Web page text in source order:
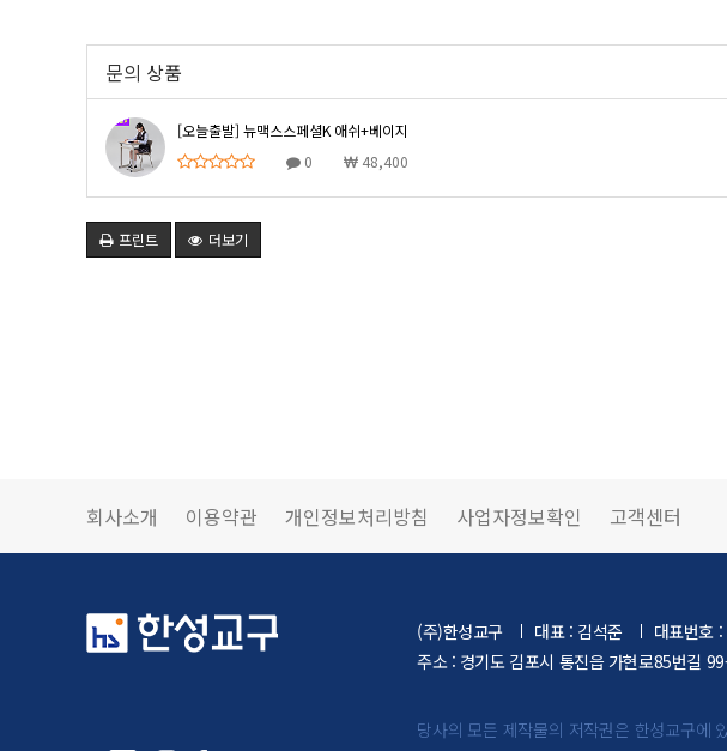
문의 상품
[오늘출발] 뉴맥스스페셜K 애쉬+베이지
0
48,400
프린트 더보기
회사소개 이용약관 개인정보처리방침 사업자정보확인 고객센터
(주)한성교구 대표 : 김석준 대표번호
주소 : 경기도 김포시 통진읍 가현로85번길
당사의 모든 제작물의 저작권은 한성교구에